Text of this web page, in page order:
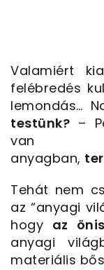
Valamiért
felébredés
lemondás…
testünk? –
anyagban,
Tehát nem
az “anyagi
hogy az
anyagi
materiális